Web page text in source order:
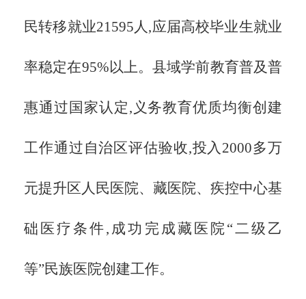
民转移就业21595人,应届高校毕业生就业
率稳定在95%以上。县域学前教育普及普
惠通过国家认定,义务教育优质均衡创建
工作通过自治区评估验收,投入2000多万
元提升区人民医院、藏医院、疾控中心基
础医疗条件,成功完成藏医院“二级乙
等”民族医院创建工作。